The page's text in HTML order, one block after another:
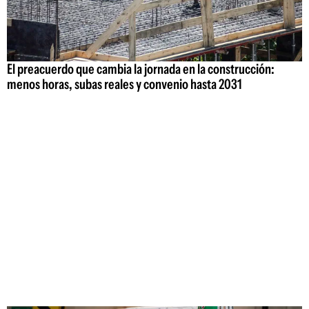
El preacuerdo que cambia la jornada en la construcción:
menos horas, subas reales y convenio hasta 2031